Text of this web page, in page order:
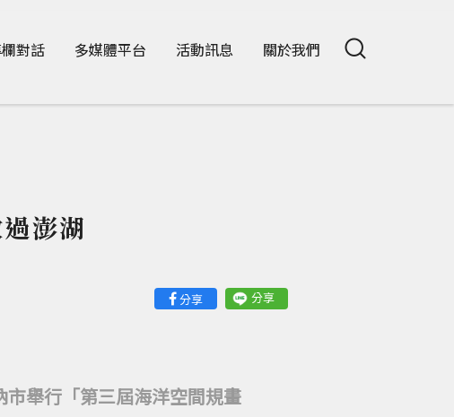
對話 多媒體平台 活動訊息 關於我們
澎湖
分享 分享
舉行「第三屆海洋空間規畫